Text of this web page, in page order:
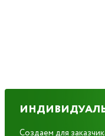
Создаем для